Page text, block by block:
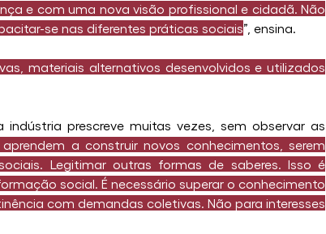
e com uma nova visão profissional e cidadã. Não
se nas diferentes práticas sociais”, ensina.
materiais alternativos desenvolvidos e utilizados
prescreve muitas vezes, sem observar as
a construir novos conhecimentos, serem
Legitimar outras formas de saberes. Isso é
social. É necessário superar o conhecimento
com demandas coletivas. Não para interesses